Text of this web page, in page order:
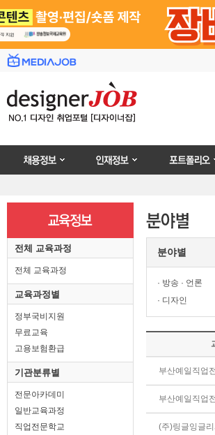
전체 교육과정
전체 교육과정
교육과정별
정부국비지원
무료교육
고용보험환급
기관분류별
전문아카데미
일반교육과정
직업전문학교
분야별
· 방송 · 언론
· 디자인
부산예일직업
부산예일직업
(주)링글잉글